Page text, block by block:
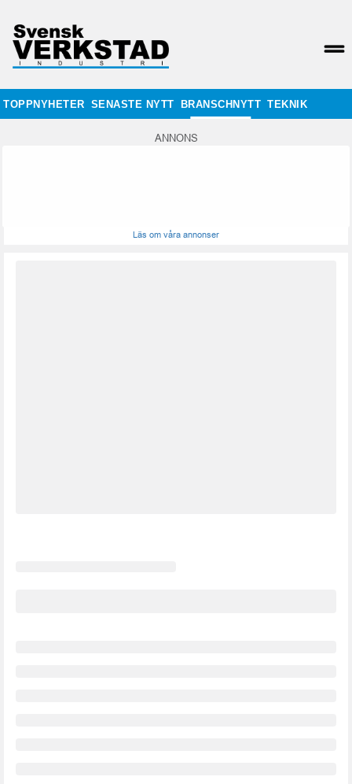
TOPPNYHETER SENASTE NYTT BRANSCHNYTT TEKNIK
ANNONS
Läs om våra annonser